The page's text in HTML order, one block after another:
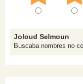
Joloud Selmoun
Buscaba nombres no